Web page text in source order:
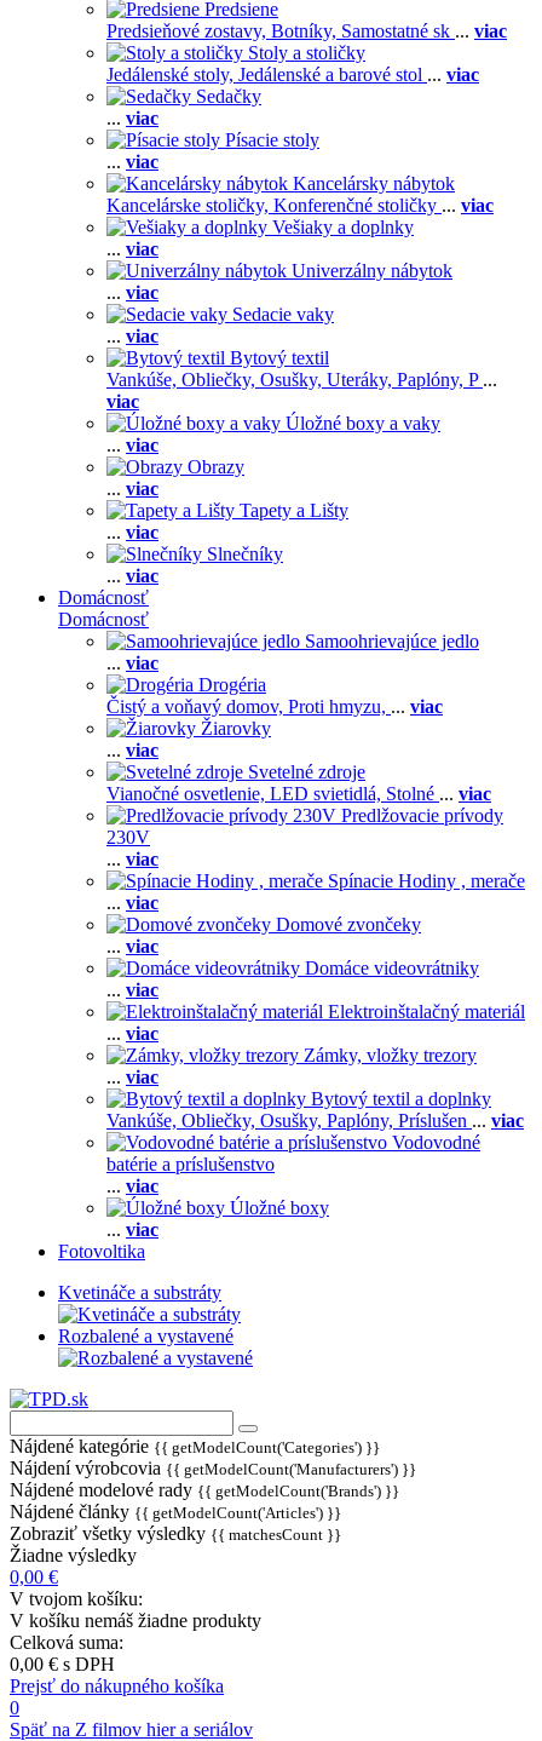
Predsiene
Predsieňové zostavy, Botníky, Samostatné sk ... viac
Stoly a stoličky
Jedálenské stoly, Jedálenské a barové stol ... viac
Sedačky
... viac
Písacie stoly
... viac
Kancelársky nábytok
Kancelárske stoličky, Konferenčné stoličky ... viac
Vešiaky a doplnky
... viac
Univerzálny nábytok
... viac
Sedacie vaky
... viac
Bytový textil
Vankúše, Obliečky, Osušky, Uteráky, Paplóny, P ...
viac
Úložné boxy a vaky
... viac
Obrazy
... viac
Tapety a Lišty
... viac
Slnečníky
... viac
Domácnosť
Domácnosť
Samoohrievajúce jedlo
... viac
Drogéria
Čistý a voňavý domov, Proti hmyzu, ... viac
Žiarovky
... viac
Svetelné zdroje
Vianočné osvetlenie, LED svietidlá, Stolné ... viac
Predlžovacie prívody
230V
... viac
Spínacie Hodiny , merače
... viac
Domové zvončeky
... viac
Domáce videovrátniky
... viac
Elektroinštalačný materiál
... viac
Zámky, vložky trezory
... viac
Bytový textil a doplnky
Vankúše, Obliečky, Osušky, Paplóny, Príslušen ... viac
Vodovodné
batérie a príslušenstvo
... viac
Úložné boxy
... viac
Fotovoltika
Kvetináče a substráty
Rozbalené a vystavené
Nájdené kategórie {{ getModelCount('Categories') }}
Nájdení výrobcovia {{ getModelCount('Manufacturers') }}
Nájdené modelové rady {{ getModelCount('Brands') }}
Nájdené články {{ getModelCount('Articles') }}
Zobraziť všetky výsledky {{ matchesCount }}
Žiadne výsledky
0,00 €
V tvojom košíku:
V košíku nemáš žiadne produkty
Celková suma:
0,00 € s DPH
Prejsť do nákupného košíka
0
Späť na Z filmov hier a seriálov